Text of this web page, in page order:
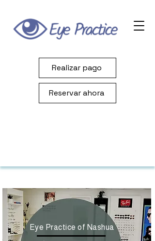
Realizar pago
Reservar ahora
Eye Practice of Nashua